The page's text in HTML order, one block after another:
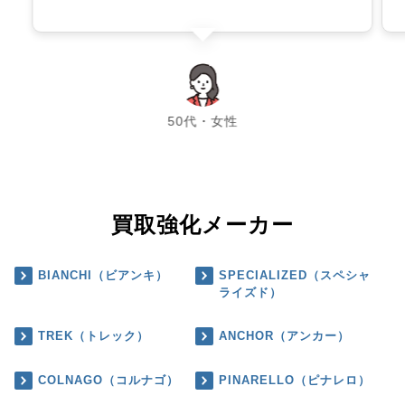
50代・女性
chevron_left chevron_right
買取強化メーカー
BIANCHI（ビアンキ）
SPECIALIZED（スペシャ
ライズド）
TREK（トレック） ANCHOR（アンカー）
COLNAGO（コルナゴ） PINARELLO（ピナレロ）